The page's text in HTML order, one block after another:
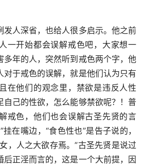
发人深省，也给人很多启示。他之前
一开始都会误解戒色吧，大家想一
多年的人，突然听到戒色两个字，他
对于戒色的误解，就是他们认为只有
在他们的观念里，禁欲是违反人性
自己的性欲，怎么能够禁欲呢？！普
戒色，他们也会误解古圣先贤的言
在嘴边，“食色性也”是告子说的，
，人之大欲存焉。”古圣先贤是说过
后正淫而言的，这是一个大前提，因